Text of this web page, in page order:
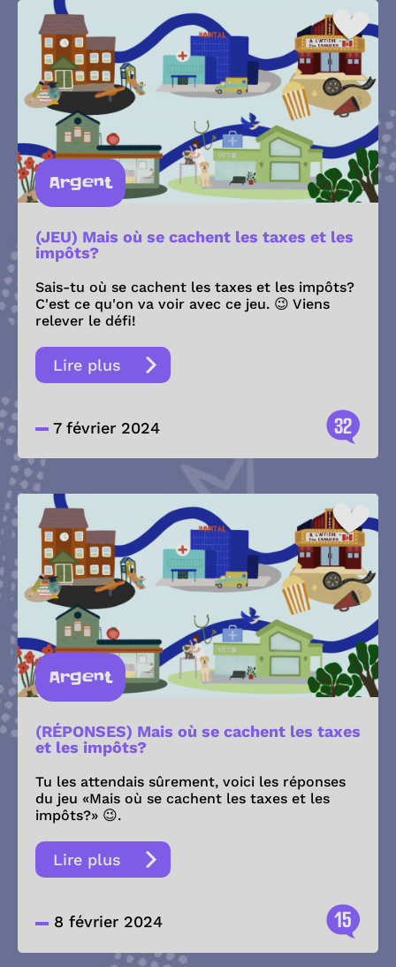
Argent
(JEU) Mais où se cachent les taxes et les
impôts?
Sais-tu où se cachent les taxes et les impôts?
C'est ce qu'on va voir avec ce jeu. 😉 Viens
relever le défi!
Lire plus
7 février 2024 32
Argent
(RÉPONSES) Mais où se cachent les taxes
et les impôts?
Tu les attendais sûrement, voici les réponses
du jeu «Mais où se cachent les taxes et les
impôts?» 😉.
Lire plus
8 février 2024 15